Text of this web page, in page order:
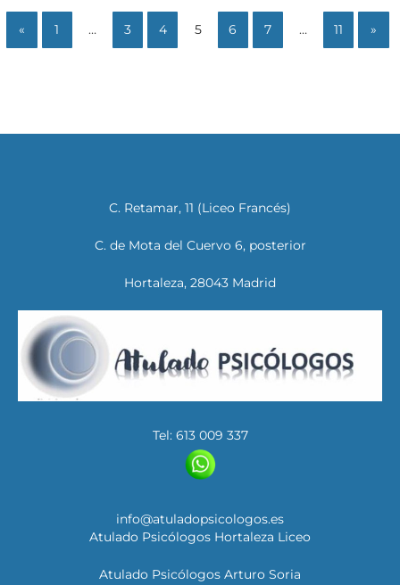
« 1 … 3 4 5 6 7 … 11 »
C. Retamar, 11 (Liceo Francés)
C. de Mota del Cuervo 6, posterior
Hortaleza, 28043 Madrid
Tel: 613 009 337
info@atuladopsicologos.es
Atulado Psicólogos Hortaleza Liceo
Atulado Psicólogos Arturo Soria